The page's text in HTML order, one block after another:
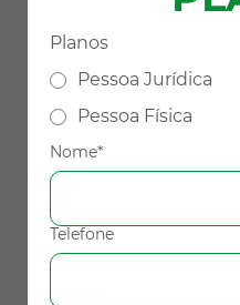
5° PRÊMIO SERMED
2024
Planos
Pessoa Jurídica
Pessoa Física
Nome*
Telefone